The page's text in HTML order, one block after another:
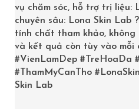
Showing all 3 results
vụ chăm sóc, hỗ trợ trị liệu:
chuyên sâu: Lona Skin Lab
tính chất tham khảo,
và kết quả còn tùy vào mỗi
#VienLamDep #TreHoaDa
#ThamMyCanTho
Skin Lab